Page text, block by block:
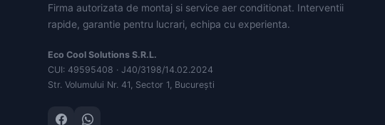
Firma autorizata de montaj si service aer conditionat. Interventii
rapide, garantie pentru lucrari, echipa cu experienta.
Eco Cool Solutions S.R.L.
CUI: 49595408 · J40/3198/14.02.2024
Str. Volumului Nr. 41, Sector 1, București